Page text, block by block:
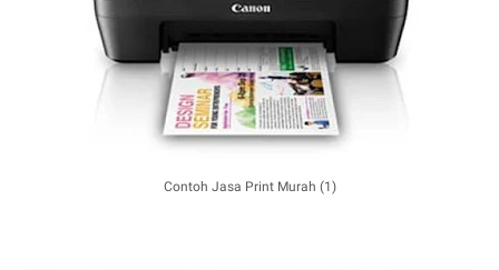
Contoh Jasa Print Murah (1)